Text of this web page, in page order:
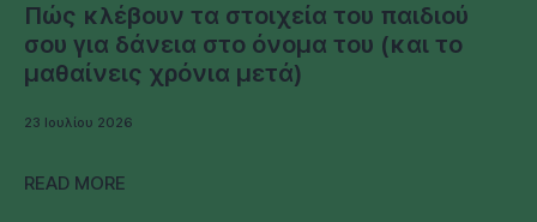
Πώς κλέβουν τα στοιχεία του παιδιού
σου για δάνεια στο όνομα του (και το
μαθαίνεις χρόνια μετά)
23 Ιουλίου 2026
READ MORE